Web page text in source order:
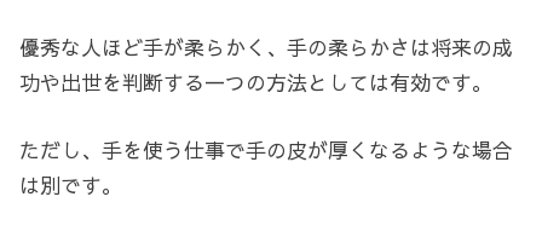
優秀な人ほど手が柔らかく、手の柔らかさは将来の成
功や出世を判断する一つの方法としては有効です。
ただし、手を使う仕事で手の皮が厚くなるような場合
は別です。